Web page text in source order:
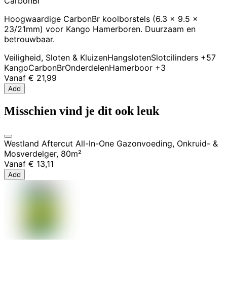
Hoogwaardige CarbonBr koolborstels (6.3 x 9.5 x
23/21mm) voor Kango Hamerboren. Duurzaam en
betrouwbaar.
Veiligheid, Sloten & KluizenHangslotenSlotcilinders +57
KangoCarbonBrOnderdelenHamerboor +3
Vanaf € 21,99
Add
Misschien vind je dit ook leuk
Westland Aftercut All-In-One Gazonvoeding, Onkruid- &
Mosverdelger, 80m²
Vanaf € 13,11
Add